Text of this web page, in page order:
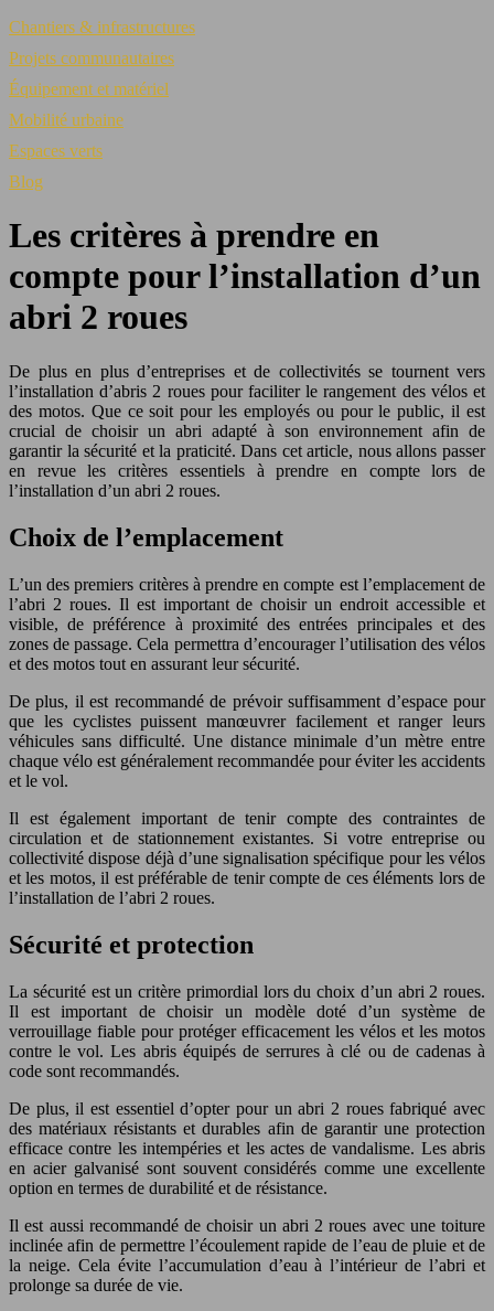
Chantiers & infrastructures
Projets communautaires
Équipement et matériel
Mobilité urbaine
Espaces verts
Blog
Les critères à prendre en
compte pour l’installation d’un
abri 2 roues
De plus en plus d’entreprises et de collectivités se tournent vers
l’installation d’abris 2 roues pour faciliter le rangement des vélos et
des motos. Que ce soit pour les employés ou pour le public, il est
crucial de choisir un abri adapté à son environnement afin de
garantir la sécurité et la praticité. Dans cet article, nous allons passer
en revue les critères essentiels à prendre en compte lors de
l’installation d’un abri 2 roues.
Choix de l’emplacement
L’un des premiers critères à prendre en compte est l’emplacement de
l’abri 2 roues. Il est important de choisir un endroit accessible et
visible, de préférence à proximité des entrées principales et des
zones de passage. Cela permettra d’encourager l’utilisation des vélos
et des motos tout en assurant leur sécurité.
De plus, il est recommandé de prévoir suffisamment d’espace pour
que les cyclistes puissent manœuvrer facilement et ranger leurs
véhicules sans difficulté. Une distance minimale d’un mètre entre
chaque vélo est généralement recommandée pour éviter les accidents
et le vol.
Il est également important de tenir compte des contraintes de
circulation et de stationnement existantes. Si votre entreprise ou
collectivité dispose déjà d’une signalisation spécifique pour les vélos
et les motos, il est préférable de tenir compte de ces éléments lors de
l’installation de l’abri 2 roues.
Sécurité et protection
La sécurité est un critère primordial lors du choix d’un abri 2 roues.
Il est important de choisir un modèle doté d’un système de
verrouillage fiable pour protéger efficacement les vélos et les motos
contre le vol. Les abris équipés de serrures à clé ou de cadenas à
code sont recommandés.
De plus, il est essentiel d’opter pour un abri 2 roues fabriqué avec
des matériaux résistants et durables afin de garantir une protection
efficace contre les intempéries et les actes de vandalisme. Les abris
en acier galvanisé sont souvent considérés comme une excellente
option en termes de durabilité et de résistance.
Il est aussi recommandé de choisir un abri 2 roues avec une toiture
inclinée afin de permettre l’écoulement rapide de l’eau de pluie et de
la neige. Cela évite l’accumulation d’eau à l’intérieur de l’abri et
prolonge sa durée de vie.